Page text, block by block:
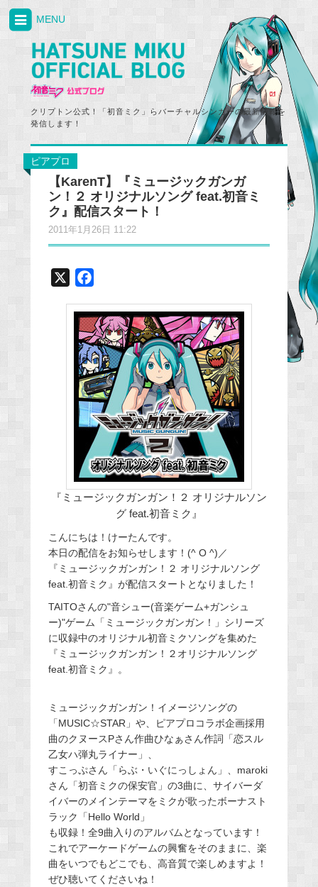
クリプトン公式！「初音ミク」らバーチャルシンガーの最新情報を
発信します！
MENU
ピアプロ
【KarenT】『ミュージックガンガ
ン！２ オリジナルソング feat.初音ミ
ク』配信スタート！
2011年1月26日 11:22
c
e
b
o
o
k
『ミュージックガンガン！２ オリジナルソン
グ feat.初音ミク』
こんにちは！けーたんです。
本日の配信をお知らせします！(^ O ^)／
『ミュージックガンガン！２ オリジナルソング
feat.初音ミク』が配信スタートとなりました！
TAITOさんの"音シュー(音楽ゲーム+ガンシュ
ー)"ゲーム「ミュージックガンガン！」シリーズ
に収録中のオリジナル初音ミクソングを集めた
『ミュージックガンガン！２オリジナルソング
feat.初音ミク』。
ミュージックガンガン！イメージソングの
「MUSIC☆STAR」や、ピアプロコラボ企画採用
曲のクヌースPさん作曲ひなぁさん作詞「恋スル
乙女ハ弾丸ライナー」、
すこっぷさん「らぶ・いぐにっしょん」、maroki
さん「初音ミクの保安官」の3曲に、サイバーダ
イバーのメインテーマをミクが歌ったボーナスト
ラック「Hello World」
も収録！全9曲入りのアルバムとなっています！
これでアーケードゲームの興奮をそのままに、楽
曲をいつでもどこでも、高音質で楽しめますよ！
ぜひ聴いてくださいね！